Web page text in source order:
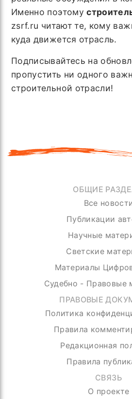
Именно поэтому
zsrf.ru читают те, кому
куда движется отрасль.
Подписывайтесь на
пропустить ни одного
строительной отрасли!
ОБЩИЕ
Все
Публикации
Научные
Светские
Материалы
Судебно - Правовые
ПРАВОВЫЕ
Политика
Правила
Редакционная
Правила
СВЯЗЬ
О проекте